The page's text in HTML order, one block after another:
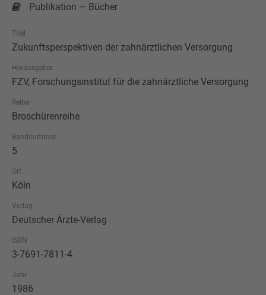
Publikation — Bücher
Titel
Zukunftsperspektiven der zahnärztlichen Versorgung
Herausgeber
FZV, Forschungsinstitut für die zahnärztliche Versorgung
Reihe
Broschürenreihe
Bandnummer
5
Ort
Köln
Verlag
Deutscher Ärzte-Verlag
ISBN
3-7691-7811-4
Jahr
1986